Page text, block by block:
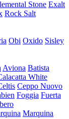
Stone Exalt
Rock Salt
Obi Oxido Sisley
Aviona Batista
White
Ceppo Nuovo
Foggia Fuerta
Marquina